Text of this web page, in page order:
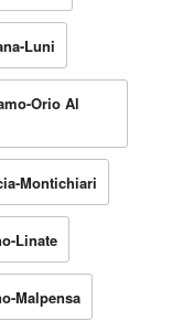
Luni
Orio Al
Montichiari
Linate
Malpensa